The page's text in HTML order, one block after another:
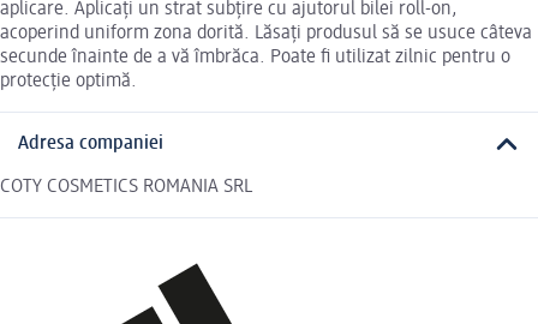
aplicare. Aplicați un strat subțire cu ajutorul bilei roll-on,
acoperind uniform zona dorită. Lăsați produsul să se usuce câteva
secunde înainte de a vă îmbrăca. Poate fi utilizat zilnic pentru o
protecție optimă.
Adresa companiei
COTY COSMETICS ROMANIA SRL